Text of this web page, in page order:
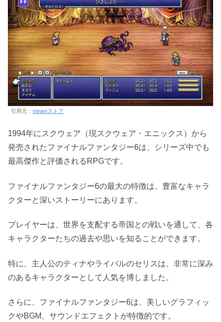
引用元： steamストア
1994年にスクウェア（現スクウェア・エニックス）から
発売されたファイナルファンタジー6は、シリーズ中でも
最高傑作と評価されるRPGです。
ファイナルファンタジー6の最大の特徴は、豊富なキャラ
クターと深いストーリーにあります。
プレイヤーは、世界を支配する帝国との戦いを通して、各
キャラクターたちの過去や思いを知ることができます。
特に、主人公のティナやライバルのセリスは、非常に深み
のあるキャラクターとして人気を博しました。
さらに、ファイナルファンタジー6は、美しいグラフィッ
クやBGM、サウンドエフェクトが特徴的です。